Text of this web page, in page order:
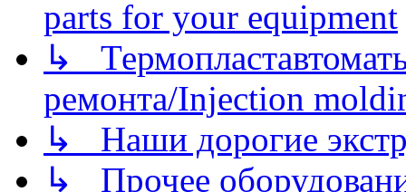
parts for your equipment
↳
ремонта/Injection
↳ Наши дорогие
↳ Прочее